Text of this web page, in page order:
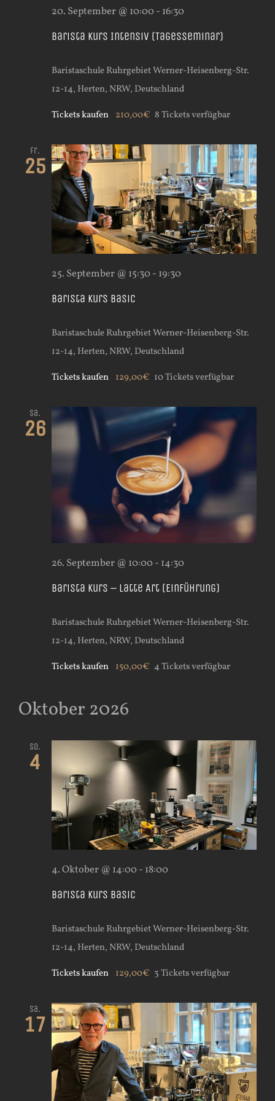
Barista Kurs Intensiv (Tagesseminar)
20. September @ 10:00- 16:30
Baristaschule RuhrgebietWerner-Heisenberg-Str.
12-14, Herten, NRW, Deutschland
Tickets kaufen 210,00€ 8 Tickets verfügbar
Fr.
25
Barista Kurs Basic
25. September @ 15:30- 19:30
Baristaschule RuhrgebietWerner-Heisenberg-Str.
12-14, Herten, NRW, Deutschland
Tickets kaufen 129,00€ 10 Tickets verfügbar
Sa.
26
Barista Kurs – Latte Art (Einführung)
26. September @ 10:00- 14:30
Baristaschule RuhrgebietWerner-Heisenberg-Str.
12-14, Herten, NRW, Deutschland
Tickets kaufen 150,00€ 4 Tickets verfügbar
Oktober 2026
So.
4
Barista Kurs Basic
4. Oktober @ 14:00- 18:00
Baristaschule RuhrgebietWerner-Heisenberg-Str.
12-14, Herten, NRW, Deutschland
Tickets kaufen 129,00€ 3 Tickets verfügbar
Sa.
17